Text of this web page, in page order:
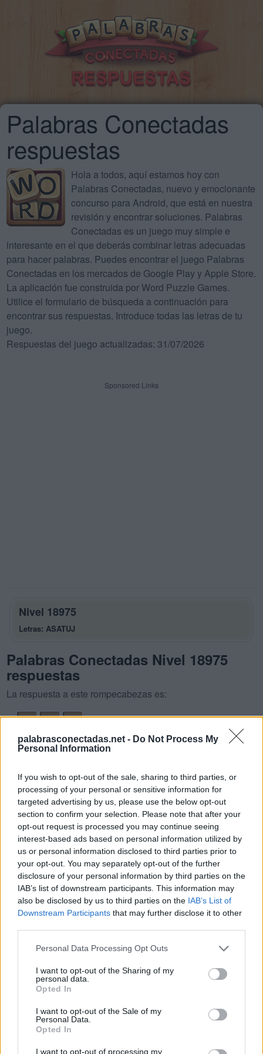
palabrasconectadas.net - Do Not Process My
Personal Information
If you wish to opt-out of the sale, sharing to third parties, or
processing of your personal or sensitive information for
targeted advertising by us, please use the below opt-out
section to confirm your selection. Please note that after your
opt-out request is processed you may continue seeing
interest-based ads based on personal information utilized by
us or personal information disclosed to third parties prior to
your opt-out. You may separately opt-out of the further
disclosure of your personal information by third parties on the
IAB’s list of downstream participants. This information may
also be disclosed by us to third parties on the IAB’s List of
Downstream Participants that may further disclose it to other
Personal Data Processing Opt Outs
I want to opt-out of the Sharing of my
personal data.
Opted In
I want to opt-out of the Sale of my
Personal Data.
Opted In
I want to opt-out of processing my
Palabras Conectadas
respuestas
Hola a todos, aquí estamos hoy con
Palabras Conectadas, nuevo y emocionante
concurso para Android, que está en nuestra
revisión y encontrar soluciones. Palabras
Conectadas es un juego muy simple e
interesante en el que deberás combinar letras adecuadas
para hacer palabras. Puedes encontrar el juego Palabras
Conectadas en los mercados de Google Play y Apple Store.
La aplicación fue construida por Word Puzzle Games.
Utilice el formulario de búsqueda a continuación para
encontrar sus respuestas. Introduce todas las letras de tu
juego.
Respuestas del juego actualizadas: 31/07/2026
Sponsored Links
Nivel 18975
Letras: ASATUJ
Palabras Conectadas Nivel 18975
respuestas
La respuesta a este rompecabezas es:
A
S
A
A
T
A
U
S
A
T
A S
A
J
U S T
A
A
J U S T
A
Palabras extra:
A
S T
A
A
T A
S
RESPUESTAS